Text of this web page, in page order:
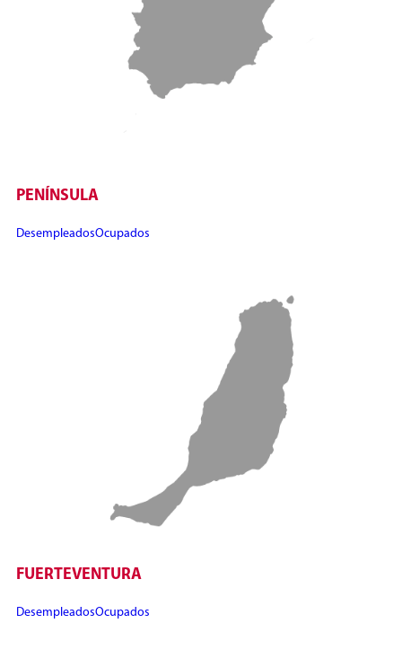
PENÍNSULA
DesempleadosOcupados
FUERTEVENTURA
DesempleadosOcupados